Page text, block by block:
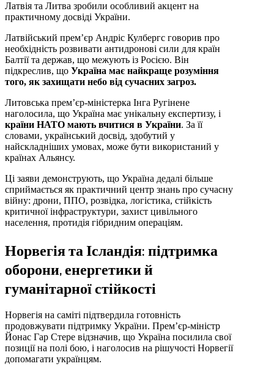
Латвія та Литва зробили особливий акцент на
практичному досвіді України.
Латвійський прем’єр Андріс Кулбергс говорив про
необхідність розвивати антидронові сили для країн
Балтії та держав, що межують із Росією. Він
підкреслив, що Україна має найкраще розуміння
того, як захищати небо від сучасних загроз.
Литовська прем’єр-міністерка Інга Ругінене
наголосила, що Україна має унікальну експертизу, і
країни НАТО мають вчитися в України. За її
словами, український досвід, здобутий у
найскладніших умовах, може бути використаний у
країнах Альянсу.
Ці заяви демонструють, що Україна дедалі більше
сприймається як практичний центр знань про сучасну
війну: дрони, ППО, розвідка, логістика, стійкість
критичної інфраструктури, захист цивільного
населення, протидія гібридним операціям.
Норвегія та Ісландія: підтримка
оборони, енергетики й
гуманітарної стійкості
Норвегія на саміті підтвердила готовність
продовжувати підтримку України. Прем’єр-міністр
Йонас Гар Стере відзначив, що Україна посилила свої
позиції на полі бою, і наголосив на рішучості Норвегії
допомагати українцям.